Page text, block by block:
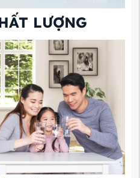
LƯỢNG